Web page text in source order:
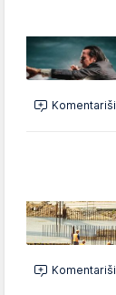
Komentariši
Komentariši